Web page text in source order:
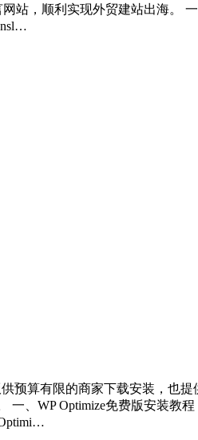
，顺利实现外贸建站出海。 一
预算有限的商家下载安装，也
、WP Optimize免费版安装教